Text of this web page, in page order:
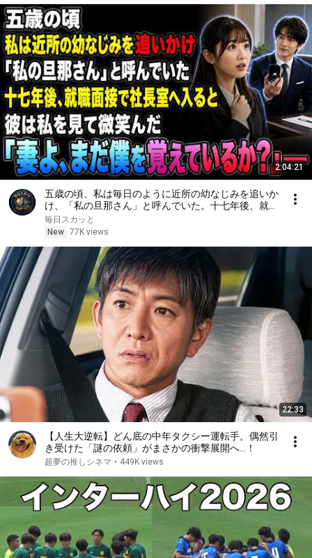
2:04:21
五歳の頃、私は毎日のように近所の幼なじみを追いか
け、「私の旦那さん」と呼んでいた。十七年後、就職
面接で社長室へ入ると、彼は私を見て微笑んだ。「妻
よ、まだ僕を覚えているか？」――
毎日スカッと
New 77K views
22:33
【人生大逆転】どん底の中年タクシー運転手。偶然引
き受けた「謎の依頼」がまさかの衝撃展開へ…！
超夢の推しシネマ • 449K views